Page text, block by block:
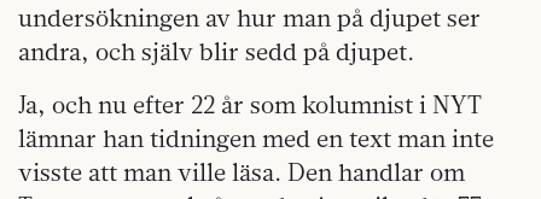
undersökningen av hur man på djupet ser
andra, och själv blir sedd på djupet.
Ja, och nu efter 22 år som kolumnist i NYT
lämnar han tidningen med en text man inte
visste att man ville läsa. Den handlar om